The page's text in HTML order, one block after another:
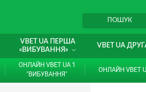
VBET UA ПЕРША
«ВИБУВАННЯ»
VBET UA
ОНЛАЙН VBET UA 1
"ВИБУВАННЯ"
ОНЛАЙН VBET